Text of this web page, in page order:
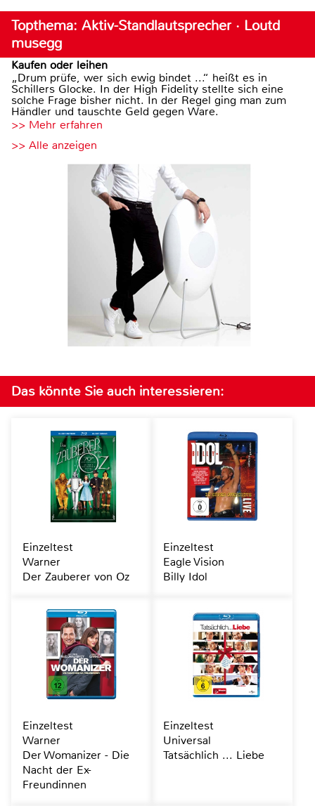
Topthema: Aktiv-Standlautsprecher · Loutd
musegg
Kaufen oder leihen
„Drum prüfe, wer sich ewig bindet ...“ heißt es in
Schillers Glocke. In der High Fidelity stellte sich eine
solche Frage bisher nicht. In der Regel ging man zum
Händler und tauschte Geld gegen Ware.
>> Mehr erfahren
>> Alle anzeigen
Das könnte Sie auch interessieren:
Einzeltest
Warner
Der Zauberer von Oz
Einzeltest
Eagle Vision
Billy Idol
Einzeltest
Warner
Der Womanizer - Die
Nacht der Ex-
Freundinnen
Einzeltest
Universal
Tatsächlich ... Liebe